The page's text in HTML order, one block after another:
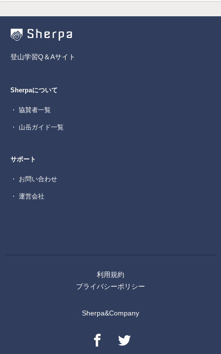
登山学習Q＆Aサイト
Sherpaについて
・ 協賛者一覧
・ 山岳ガイド一覧
サポート
・ お問い合わせ
・ 運営会社
利用規約
プライバシーポリシー
Sherpa&Company